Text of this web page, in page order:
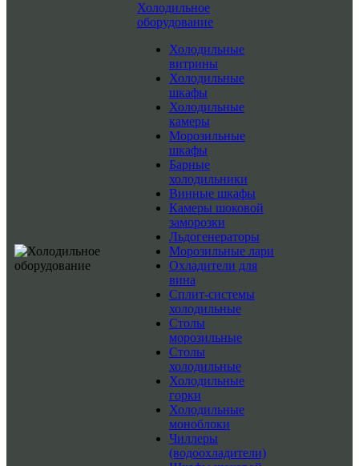
Холодильное
оборудование
Холодильные
витрины
Холодильные
шкафы
Холодильные
камеры
Морозильные
шкафы
Барные
холодильники
Винные шкафы
Камеры шоковой
заморозки
Льдогенераторы
Морозильные лари
Охладители для
вина
Сплит-системы
холодильные
Столы
морозильные
Столы
холодильные
Холодильные
горки
Холодильные
моноблоки
Чиллеры
(водоохладители)